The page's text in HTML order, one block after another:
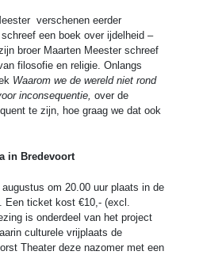
verschenen eerder
een boek over ijdelheid –
broer Maarten Meester schreef
filosofie en religie. Onlangs
Waarom we de wereld niet rond
inconsequentie, over de
te zijn, hoe graag we dat ook
in Bredevoort
om 20.00 uur plaats in de
Een ticket kost €10,- (excl.
is onderdeel van het project
culturele vrijplaats de
Theater deze nazomer met een